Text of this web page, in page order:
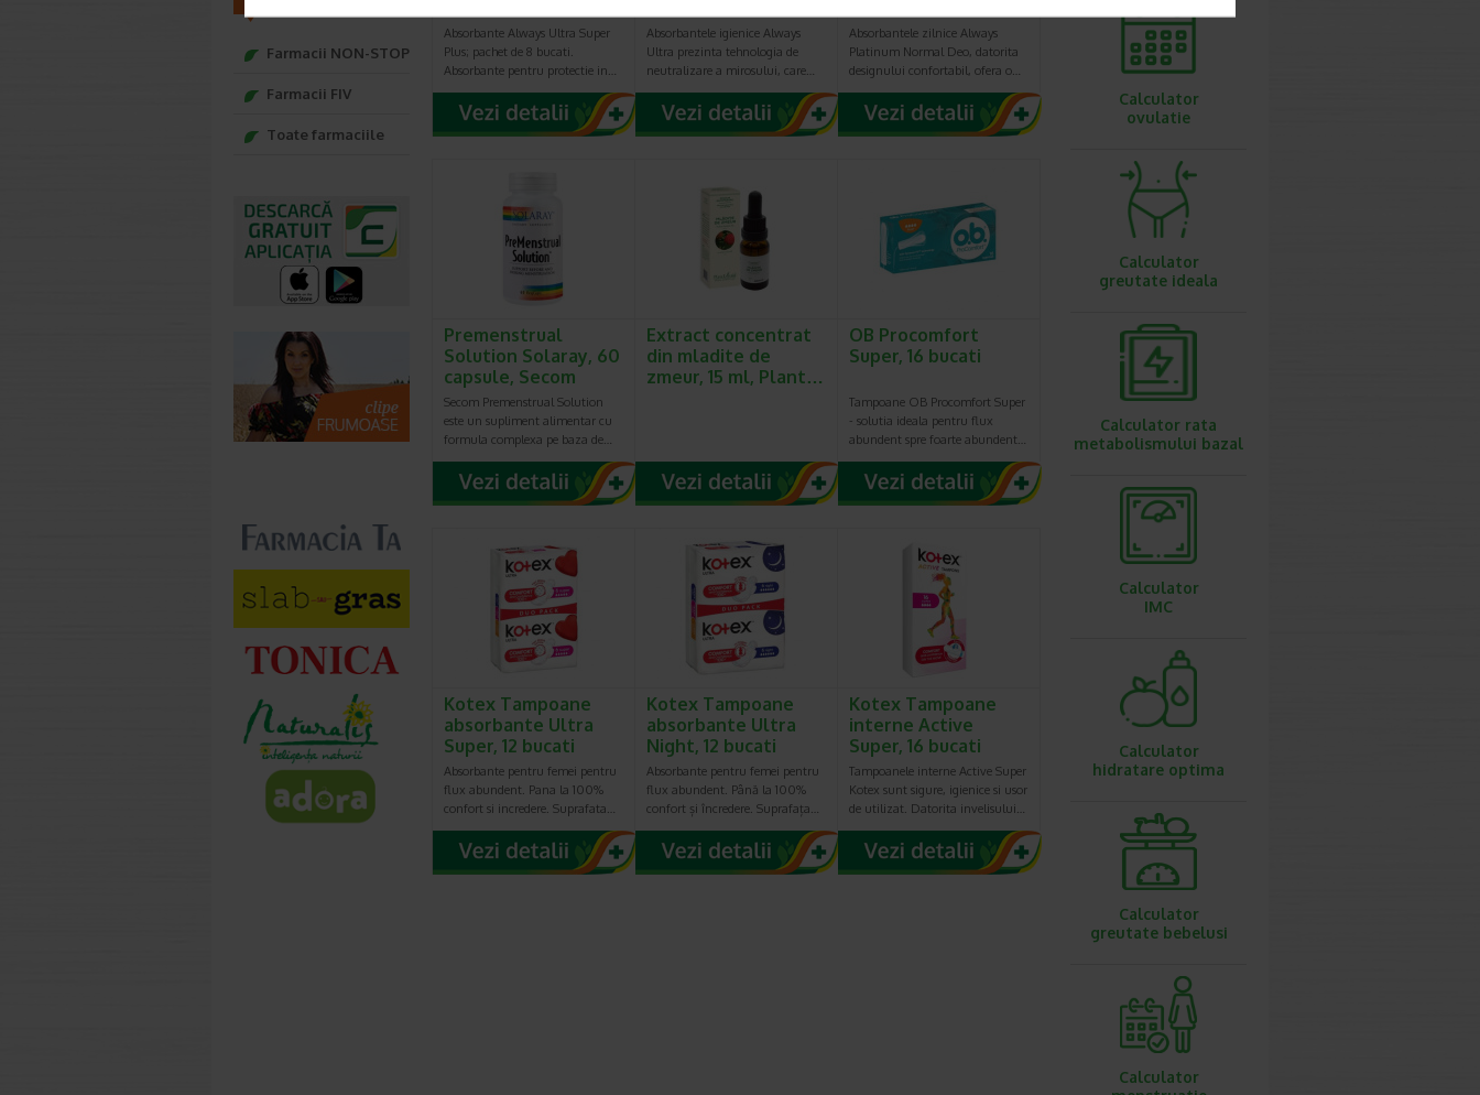
Absorbante Always Ultra Super
Plus; pachet de 8 bucati.
Absorbante pentru protectie in…
Absorbantele igienice Always
Ultra prezinta tehnologia de
neutralizare a mirosului, care…
Absorbantele zilnice Always
Platinum Normal Deo, datorita
designului confortabil, ofera o…
Premenstrual
Solution Solaray, 60
capsule, Secom
Secom Premenstrual Solution
este un supliment alimentar cu
formula complexa pe baza de…
Extract concentrat
din mladite de
zmeur, 15 ml, Plant…
OB Procomfort
Super, 16 bucati
Tampoane OB Procomfort Super
- solutia ideala pentru flux
abundent spre foarte abundent…
Kotex Tampoane
absorbante Ultra
Super, 12 bucati
Absorbante pentru femei pentru
flux abundent. Pana la 100%
confort si incredere. Suprafata…
Kotex Tampoane
absorbante Ultra
Night, 12 bucati
Absorbante pentru femei pentru
flux abundent. Până la 100%
confort și încredere. Suprafața…
Kotex Tampoane
interne Active
Super, 16 bucati
Tampoanele interne Active Super
Kotex sunt sigure, igienice si usor
de utilizat. Datorita invelisului…
Farmacii NON-STOP
Farmacii FIV
Toate farmaciile
Calculator
ovulatie
Calculator
greutate ideala
Calculator rata
metabolismului bazal
Calculator
IMC
Calculator
hidratare optima
Calculator
greutate bebelusi
Calculator